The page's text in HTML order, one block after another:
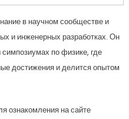
в научном сообществе и
и инженерных разработках. Он
по физике, где
достижения и делится опытом
ознакомления на сайте